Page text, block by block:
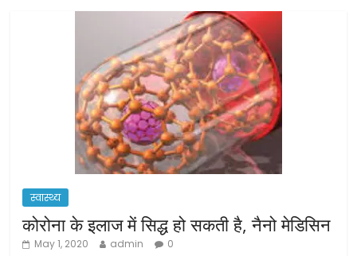
स्वास्थ्य
कोरोना के इलाज में सिद्ध हो सकती है, नैनो मेडिसिन
May 1, 2020 admin 0